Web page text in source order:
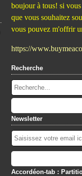
boujour à tous! si
que vous souhaitez
vous pouvez m'offrir
https://
Recherche
Newsletter
Accordéon-tab :